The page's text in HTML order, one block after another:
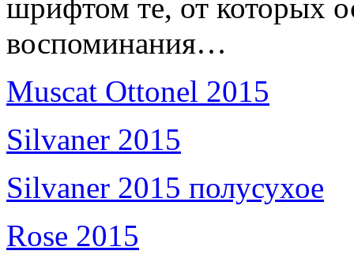
шрифтом те, от которых
воспоминания…
Muscat Ottonel 2015
Silvaner 2015
Silvaner 2015 полусухое
Rose 2015